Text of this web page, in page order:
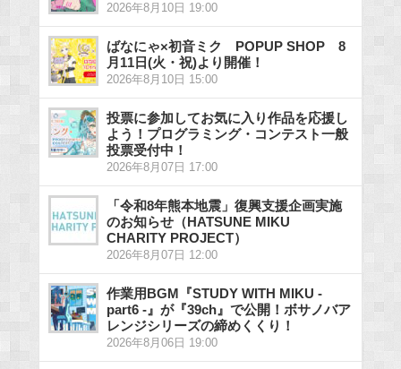
2026年8月10日 19:00
ばなにゃ×初音ミク POPUP SHOP 8
月11日(火・祝)より開催！
2026年8月10日 15:00
投票に参加してお気に入り作品を応援し
よう！プログラミング・コンテスト一般
投票受付中！
2026年8月07日 17:00
「令和8年熊本地震」復興支援企画実施
のお知らせ（HATSUNE MIKU
CHARITY PROJECT）
2026年8月07日 12:00
作業用BGM『STUDY WITH MIKU -
part6 -』が『39ch』で公開！ボサノバア
レンジシリーズの締めくくり！
2026年8月06日 19:00